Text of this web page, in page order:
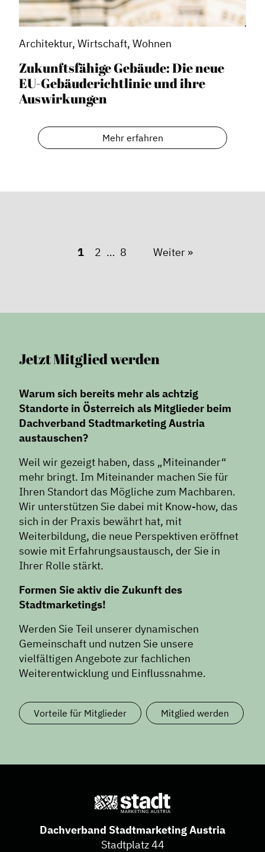
Architektur, Wirtschaft, Wohnen
Zukunftsfähige Gebäude: Die neue
EU-Gebäuderichtlinie und ihre
Auswirkungen
Mehr erfahren
1 2 8 Weiter »
Jetzt Mitglied werden
Warum sich bereits mehr als achtzig
Standorte in Österreich als Mitglieder beim
Dachverband Stadtmarketing Austria
austauschen?
Weil wir gezeigt haben, dass „Miteinander“
mehr bringt. Im Miteinander machen Sie für
Ihren Standort das Mögliche zum Machbaren.
Wir unterstützen Sie dabei mit Know-how, das
sich in der Praxis bewährt hat, mit
Weiterbildung, die neue Perspektiven eröffnet
sowie mit Erfahrungsaustausch, der Sie in
Ihrer Rolle stärkt.
Formen Sie aktiv die Zukunft des
Stadtmarketings!
Werden Sie Teil unserer dynamischen
Gemeinschaft und nutzen Sie unsere
vielfältigen Angebote zur fachlichen
Weiterentwicklung und Einflussnahme.
Vorteile für Mitglieder Mitglied werden
Dachverband Stadtmarketing Austria
Stadtplatz 44